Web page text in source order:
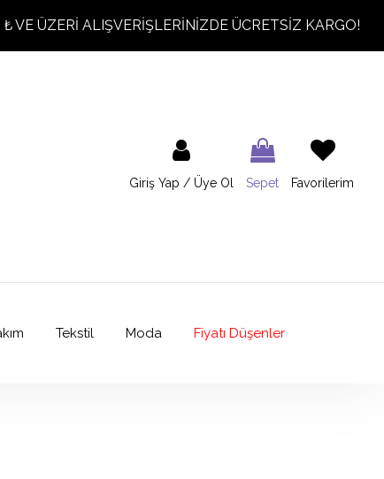
VE ÜZERİ ALIŞVERİŞLERİNİZDE ÜCRETSİZ KARGO!
Giriş Yap / Üye Ol Sepet Favorilerim
Tekstil Moda Fiyatı Düşenler